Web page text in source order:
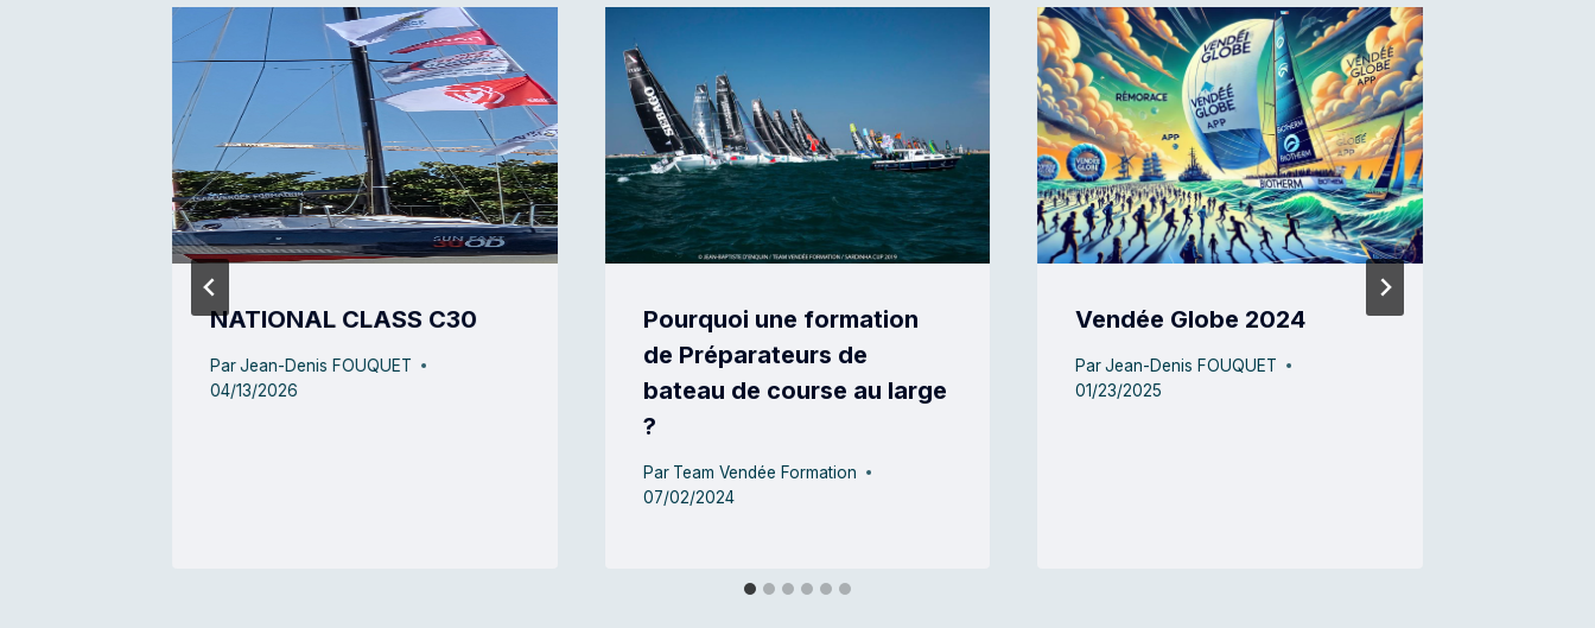
NATIONAL CLASS C30
ParJean-Denis FOUQUET
04/13/2026
Pourquoi une formation
de Préparateurs de
bateau de course au large
?
Par Team Vendée Formation
07/02/2024
Vendée Globe 2024
Par Jean-Denis FOUQUET
01/23/2025